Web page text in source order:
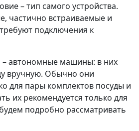
– тип самого устройства.
частично встраиваемые и
подключения к
– автономные машины: в них
вручную. Обычно они
для пары комплектов посуды и
их рекомендуется только для
подробно рассматривать